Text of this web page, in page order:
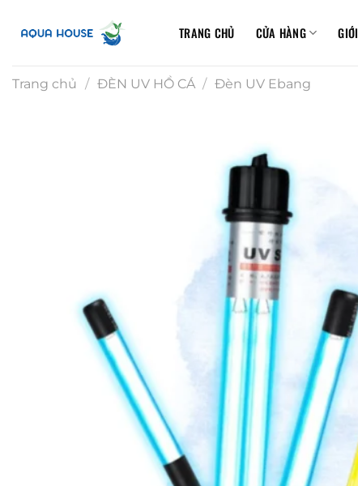
TRANG CHỦ CỬA HÀNG
Trang chủ / ĐÈN UV HỒ CÁ / Đèn UV Ebang